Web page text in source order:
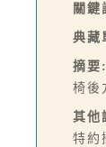
關鍵
典藏
摘要:
椅後
其他
特約